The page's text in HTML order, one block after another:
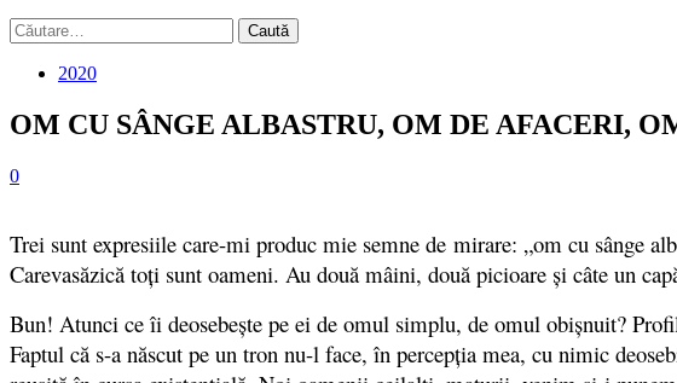
Caută
după:
2020
OM CU SÂNGE ALBASTRU, OM DE AFACERI,
0
Trei sunt expresiile care-mi produc mie semne de mirare: „om cu sânge
Carevasăzică toţi sunt oameni. Au două mâini, două picioare şi câte un
Bun! Atunci ce îi deosebeşte pe ei de omul simplu, de omul obişnuit?
Faptul că s-a născut pe un tron nu-l face, în percepţia mea, cu nimic